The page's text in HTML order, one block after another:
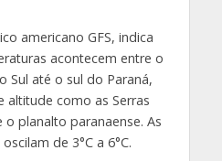
americano GFS, indica
acontecem entre o
Sul até o sul do Paraná,
altitude como as Serras
o planalto paranaense. As
de 3°C a 6°C.